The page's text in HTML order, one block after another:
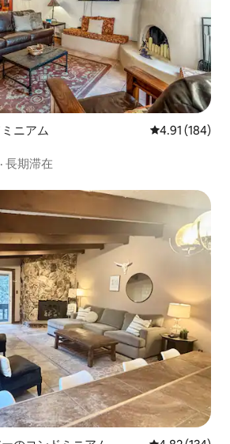
ニアム レビュー184
4.91 (184)
· 長期滞在